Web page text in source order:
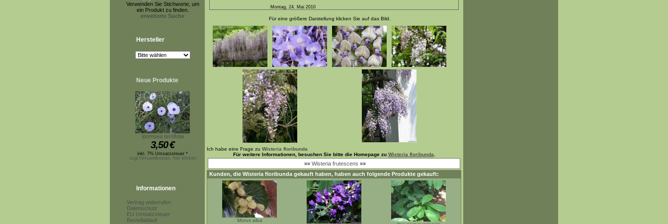
Verwenden Sie Stichworte, um
ein Produkt zu finden.
erweiterte Suche
Hersteller
Neue Produkte
Ipomoea ternifolia
3,50€
inkl. 7% Umsatzsteuer *
zzgl.Versandkosten, hier klicken
Informationen
Vertrag widerrufen
Datenschutz
EU Umsatzsteuer
Bestellablauf
Montag, 24. Mai 2010
Für eine größere Darstellung klicken Sie auf das Bild.
Ich habe eine Frage zu Wisteria floribunda
Für weitere Informationen, besuchen Sie bitte die Homepage zu Wisteria floribunda
»» Wisteria frutescens »»
Kunden, die Wisteria floribunda gekauft haben, haben auch folgende Produkte gekauft:
Morus alba